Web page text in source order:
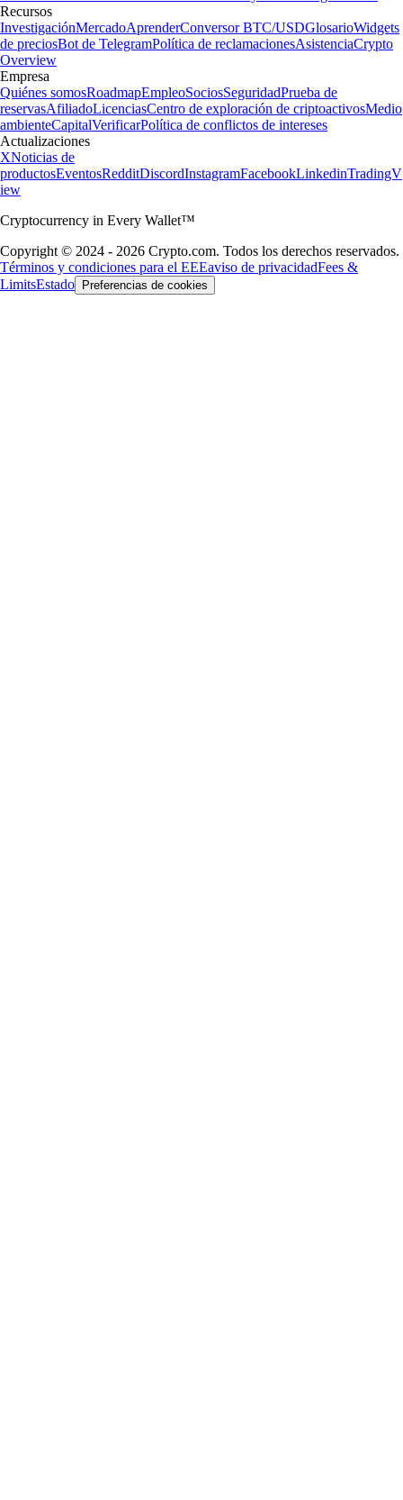
Recursos
InvestigaciónMercadoAprenderConversor BTC/USDGlosarioWidgets
de preciosBot de TelegramPolítica de reclamacionesAsistenciaCrypto
Overview
Empresa
Quiénes somosRoadmapEmpleoSociosSeguridadPrueba de
reservasAfiliadoLicenciasCentro de exploración de criptoactivosMedio
ambienteCapitalVerificarPolítica de conflictos de intereses
Actualizaciones
XNoticias de
productosEventosRedditDiscordInstagramFacebookLinkedinTradingV
iew
Cryptocurrency in Every Wallet™
Copyright © 2024 - 2026 Crypto.com. Todos los derechos reservados.
Términos y condiciones para el EEEaviso de privacidadFees &
LimitsEstado Preferencias de cookies